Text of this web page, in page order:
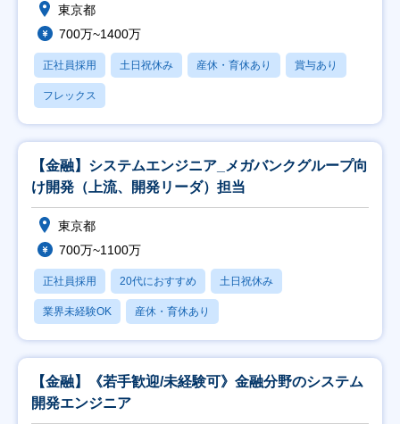
東京都
700万~1400万
正社員採用 土日祝休み 産休・育休あり 賞与あり
フレックス
【金融】システムエンジニア_メガバンクグループ向
け開発（上流、開発リーダ）担当
東京都
700万~1100万
正社員採用 20代におすすめ 土日祝休み
業界未経験OK 産休・育休あり
【金融】《若手歓迎/未経験可》金融分野のシステム
開発エンジニア